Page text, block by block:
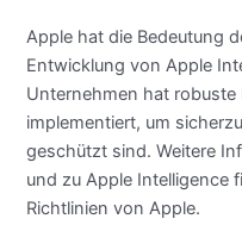
Apple hat die Bedeutung
Entwicklung von Apple
Unternehmen hat
implementiert, um
geschützt sind. Weitere
und zu Apple Intelligence
Richtlinien von Apple.